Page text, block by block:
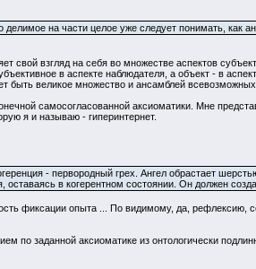
на части целое уже следует понимать, как
свой взгляд на себя во множестве аспектов
в аспекте наблюдателя, а объект - в
быть великое множество и ансамблей
самосогласованной аксиоматики. Мне
я и называю - гиперинтернет.
- первородный грех. Ангел обрастает
в когерентном состоянии. Он должен
фиксации опыта ... По видимому, да, рефлексию,
по заданной аксиоматике из онтологически